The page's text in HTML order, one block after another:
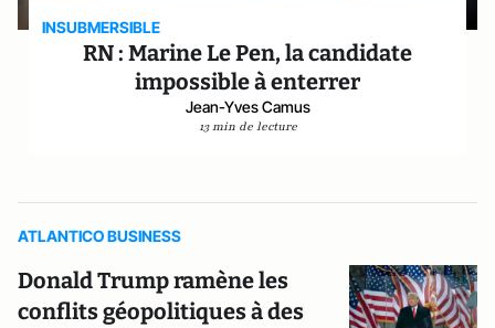
INSUBMERSIBLE
RN : Marine Le Pen, la candidate
impossible à enterrer
Jean-Yves Camus
13 min de lecture
ATLANTICO BUSINESS
Donald Trump ramène les
conflits géopolitiques à des